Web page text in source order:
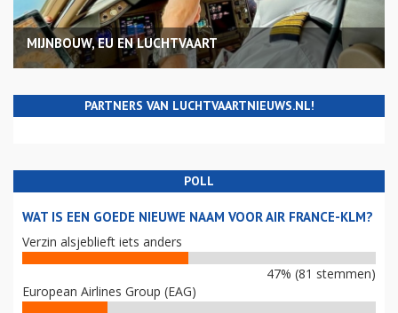
MIJNBOUW, EU EN LUCHTVAART
PARTNERS VAN LUCHTVAARTNIEUWS.NL!
POLL
WAT IS EEN GOEDE NIEUWE NAAM VOOR AIR FRANCE-KLM?
Verzin alsjeblieft iets anders
47% (81 stemmen)
European Airlines Group (EAG)